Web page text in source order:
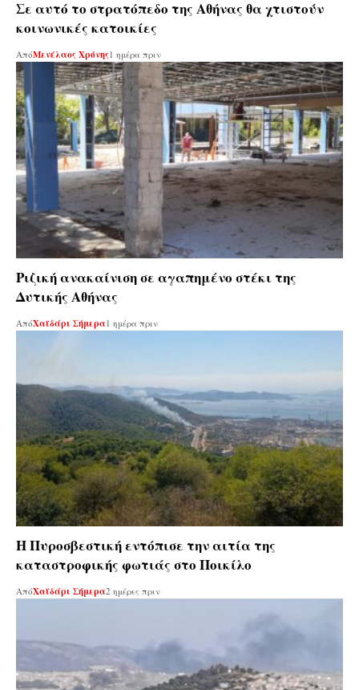
Σε αυτό το στρατόπεδο της Αθήνας θα χτιστούν
κοινωνικές κατοικίες
ΑπόΜενέλαος Χρόνης1 ημέρα πριν
Ριζική ανακαίνιση σε αγαπημένο στέκι της
Δυτικής Αθήνας
ΑπόΧαϊδάρι Σήμερα 1 ημέρα πριν
Η Πυροσβεστική εντόπισε την αιτία της
καταστροφικής φωτιάς στο Ποικίλο
ΑπόΧαϊδάρι Σήμερα2 ημέρες πριν